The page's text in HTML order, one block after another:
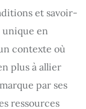
et savoir-
en
contexte où
plus à allier
par ses
ressources